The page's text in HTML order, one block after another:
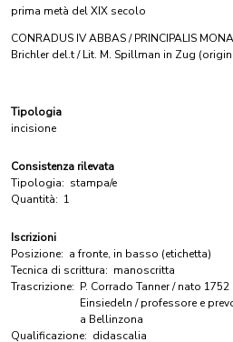
prima metà del XIX secolo
CONRADUS IV ABBAS / PRINCIPALIS
Brichler del.t / Lit. M. Spillman in Zug
Tipologia
incisione
Consistenza rilevata
Tipologia: stampa/e
Quantità: 1
Iscrizioni
Posizione: a fronte, in basso (etichetta)
Tecnica di scrittura: manoscritta
Trascrizione: P. Corrado Tanner / nato
Einsiedeln / professore e
a Bellinzona
Qualificazione: didascalia